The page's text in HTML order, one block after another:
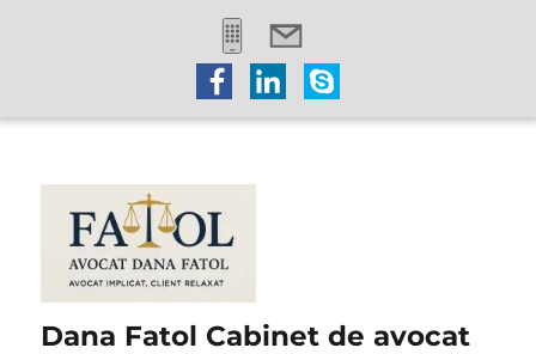
Dana Fatol Cabinet de avocat